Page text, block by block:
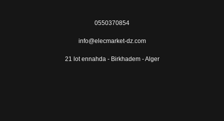
0550370854
info@elecmarket-dz.com
21 lot ennahda - Birkhadem - Alger